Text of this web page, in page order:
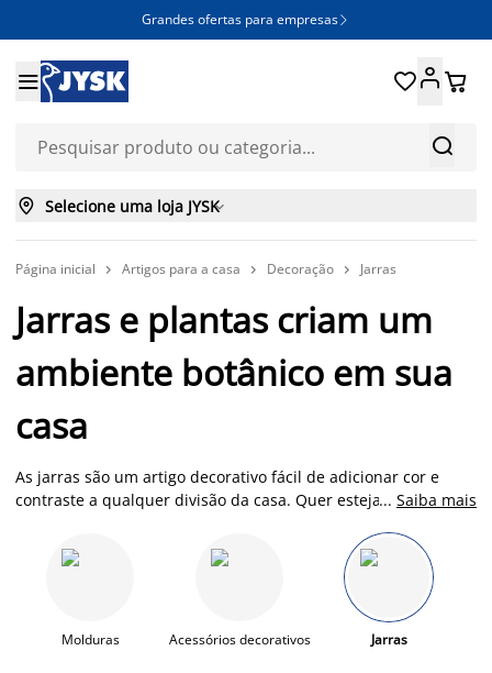
Grandes ofertas para empresas 


 
 Selecione uma loja JYSK
Página inicial  Artigos para a casa  Decoração  Jarras
Jarras e plantas criam um
ambiente botânico em sua
casa
As jarras são um artigo decorativo fácil de adicionar cor e
contraste a qualquer divisão da casa. Quer esteja à procura
de janelas e prateleiras, encontrará uma bela seleção na JYSK.
Pode encher as suas jarras com flores frescas, ou optar por
plantas e flores artificiais duradouras. Pode também deixar a
jarra vazia e utilizá-la como acessório decorativo. Descubra
jarras de vidro colorido, com detalhes texturados em cinzento,
... Saiba mais
Molduras Acessórios decorativos Jarras